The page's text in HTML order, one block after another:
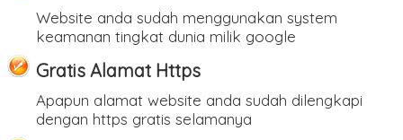
Website anda sudah menggunakan system
keamanan tingkat dunia milik google
Gratis Alamat Https
Apapun alamat website anda sudah dilengkapi
dengan https gratis selamanya